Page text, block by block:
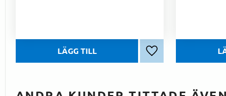
Lägg till i favoriter